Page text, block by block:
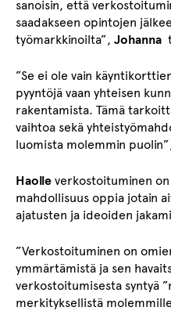
sanoisin, että
saadakseen opintojen
työmarkkinoilta”, Johanna
”Se ei ole vain
pyyntöjä vaan yhteisen
rakentamista. Tämä
vaihtoa sekä
luomista molemmin
Haolle verkostoituminen
mahdollisuus oppia jotain
ajatusten ja ideoiden
”Verkostoituminen on
ymmärtämistä ja sen
verkostoitumisesta syntyä
merkityksellistä